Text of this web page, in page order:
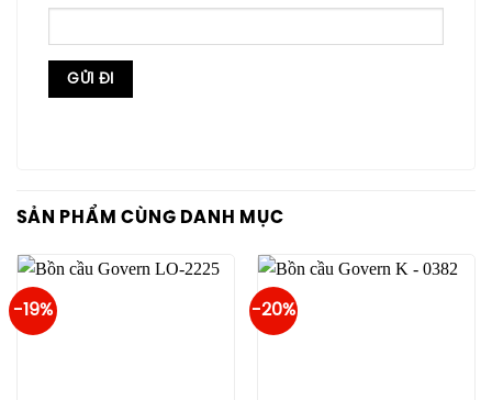
SẢN PHẨM CÙNG DANH MỤC
-19% -20%